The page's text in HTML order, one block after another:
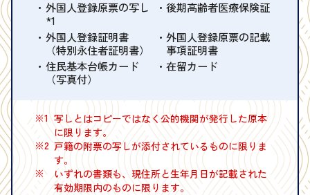
外国人登録原票の写し
*1
後期高齢者医療保険証
外国人登録証明書
（特別永住者証明書）
外国人登録原票の記載
事項証明書
住民基本台帳カード
（写真付）
在留カード
※1 写しとはコピーではなく公的機関が発行した原本
に限ります。
※2 戸籍の附票の写しが添付されているものに限りま
す。
※
いずれの書類も、現住所と生年月日が記載された
有効期限内のものに限ります。